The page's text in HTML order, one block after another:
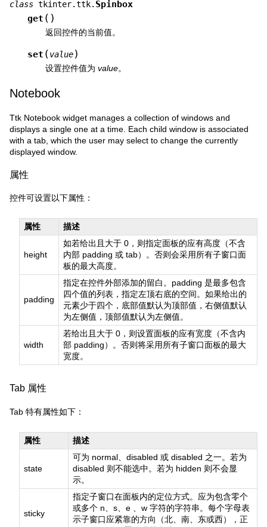
class tkinter.ttk. Spinbox
get ( )
返回控件的当前值。
set (value)
设置控件值为 value。
Notebook
Ttk Notebook widget manages a collection of windows and
displays a single one at a time. Each child window is associated
with a tab, which the user may select to change the currently
displayed window.
属性
控件可设置以下属性：
属性 描述
height
如若给出且大于 0，则指定面板的应有高度（不含
内部 padding 或 tab）。否则会采用所有子窗口面
板的最大高度。
padding
指定在控件外部添加的留白。padding 是最多包含
四个值的列表，指定左顶右底的空间。如果给出的
元素少于四个，底部值默认为顶部值，右侧值默认
为左侧值，顶部值默认为左侧值。
width
若给出且大于 0，则设置面板的应有宽度（不含内
部 padding）。否则将采用所有子窗口面板的最大
宽度。
Tab 属性
Tab 特有属性如下：
属性 描述
state
可为 normal、disabled 或 disabled 之一。若为
disabled 则不能选中。若为 hidden 则不会显
示。
sticky
指定子窗口在面板内的定位方式。应为包含零个
或多个 n、s、e 、w 字符的字符串。每个字母表
示子窗口应紧靠的方向（北、南、东或西），正